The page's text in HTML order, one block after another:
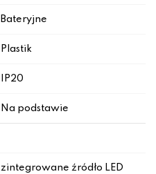
Bateryjne
Plastik
IP20
Na podstawie
zintegrowane źródło LED